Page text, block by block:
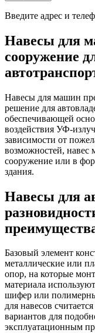
Введите адрес и
Навесы для
сооружение
Навесы для машин
решение для
обеспечивающей
воздействия УФ-
зависимости от
возможностей, навес
сооружение или в
здания.
Навесы для
Базовый элемент
металлические или
опор, на которые
материала
шифер или
для навесов
вариантов для
эксплуатационным